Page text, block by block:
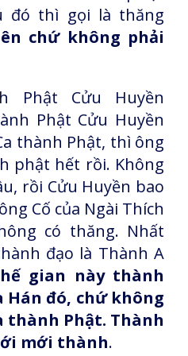
đó thì gọi là thăng
chứ không phải
Phật Cửu Huyền
Phật Cửu Huyền
thành Phật, thì ông
phật hết rồi. Không
rồi Cửu Huyền bao
Cố của Ngài Thích
có thăng. Nhất
đạo là Thành A
gian này thành
Hán đó, chứ không
thành Phật. Thành
mới thành.